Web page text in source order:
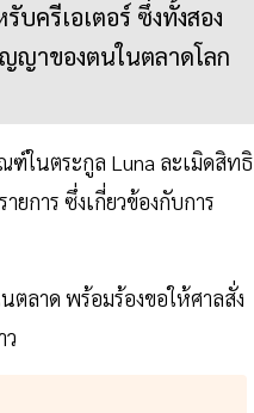
บครีเอเตอร์ ซึ่งทั้งสอง
ญาของตนในตลาดโลก
ฑ์ในตระกูล Luna ละเมิดสิทธิ
การ ซึ่งเกี่ยวข้องกับการ
ลาด พร้อมร้องขอให้ศาลสั่ง